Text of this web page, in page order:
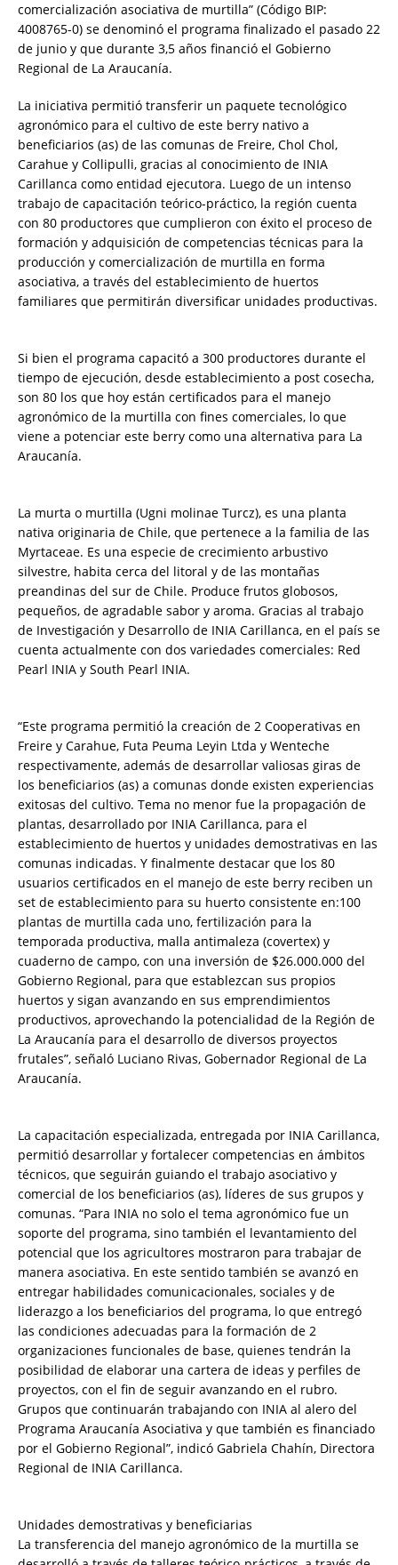
comercialización asociativa de murtilla” (Código BIP:
4008765-0) se denominó el programa finalizado el pasado 22
de junio y que durante 3,5 años financió el Gobierno
Regional de La Araucanía.
La iniciativa permitió transferir un paquete tecnológico
agronómico para el cultivo de este berry nativo a
beneficiarios (as) de las comunas de Freire, Chol Chol,
Carahue y Collipulli, gracias al conocimiento de INIA
Carillanca como entidad ejecutora. Luego de un intenso
trabajo de capacitación teórico-práctico, la región cuenta
con 80 productores que cumplieron con éxito el proceso de
formación y adquisición de competencias técnicas para la
producción y comercialización de murtilla en forma
asociativa, a través del establecimiento de huertos
familiares que permitirán diversificar unidades productivas.
Si bien el programa capacitó a 300 productores durante el
tiempo de ejecución, desde establecimiento a post cosecha,
son 80 los que hoy están certificados para el manejo
agronómico de la murtilla con fines comerciales, lo que
viene a potenciar este berry como una alternativa para La
Araucanía.
La murta o murtilla (Ugni molinae Turcz), es una planta
nativa originaria de Chile, que pertenece a la familia de las
Myrtaceae. Es una especie de crecimiento arbustivo
silvestre, habita cerca del litoral y de las montañas
preandinas del sur de Chile. Produce frutos globosos,
pequeños, de agradable sabor y aroma. Gracias al trabajo
de Investigación y Desarrollo de INIA Carillanca, en el país se
cuenta actualmente con dos variedades comerciales: Red
Pearl INIA y South Pearl INIA.
“Este programa permitió la creación de 2 Cooperativas en
Freire y Carahue, Futa Peuma Leyin Ltda y Wenteche
respectivamente, además de desarrollar valiosas giras de
los beneficiarios (as) a comunas donde existen experiencias
exitosas del cultivo. Tema no menor fue la propagación de
plantas, desarrollado por INIA Carillanca, para el
establecimiento de huertos y unidades demostrativas en las
comunas indicadas. Y finalmente destacar que los 80
usuarios certificados en el manejo de este berry reciben un
set de establecimiento para su huerto consistente en:100
plantas de murtilla cada uno, fertilización para la
temporada productiva, malla antimaleza (covertex) y
cuaderno de campo, con una inversión de $26.000.000 del
Gobierno Regional, para que establezcan sus propios
huertos y sigan avanzando en sus emprendimientos
productivos, aprovechando la potencialidad de la Región de
La Araucanía para el desarrollo de diversos proyectos
frutales”, señaló Luciano Rivas, Gobernador Regional de La
Araucanía.
La capacitación especializada, entregada por INIA Carillanca,
permitió desarrollar y fortalecer competencias en ámbitos
técnicos, que seguirán guiando el trabajo asociativo y
comercial de los beneficiarios (as), líderes de sus grupos y
comunas. “Para INIA no solo el tema agronómico fue un
soporte del programa, sino también el levantamiento del
potencial que los agricultores mostraron para trabajar de
manera asociativa. En este sentido también se avanzó en
entregar habilidades comunicacionales, sociales y de
liderazgo a los beneficiarios del programa, lo que entregó
las condiciones adecuadas para la formación de 2
organizaciones funcionales de base, quienes tendrán la
posibilidad de elaborar una cartera de ideas y perfiles de
proyectos, con el fin de seguir avanzando en el rubro.
Grupos que continuarán trabajando con INIA al alero del
Programa Araucanía Asociativa y que también es financiado
por el Gobierno Regional”, indicó Gabriela Chahín, Directora
Regional de INIA Carillanca.
Unidades demostrativas y beneficiarias
La transferencia del manejo agronómico de la murtilla se